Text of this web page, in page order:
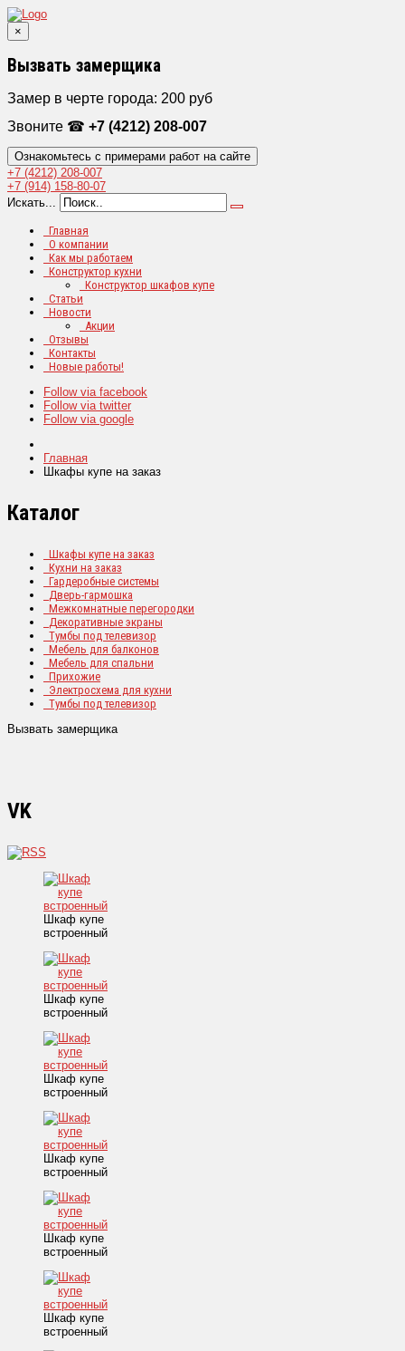
×
Вызвать замерщика
Замер в черте города: 200 руб
Звоните ☎ +7 (4212) 208-007
Ознакомьтесь с примерами работ на сайте
+7 (4212) 208-007
+7 (914) 158-80-07
Искать...
Главная
О компании
Как мы работаем
Конструктор кухни
Конструктор шкафов купе
Статьи
Новости
Акции
Отзывы
Контакты
Новые работы!
Follow via facebook
Follow via twitter
Follow via google
Главная
Шкафы купе на заказ
Каталог
Шкафы купе на заказ
Кухни на заказ
Гардеробные системы
Дверь-гармошка
Межкомнатные перегородки
Декоративные экраны
Тумбы под телевизор
Мебель для балконов
Мебель для спальни
Прихожие
Электросхема для кухни
Тумбы под телевизор
Вызвать замерщика
VK
Шкаф купе
встроенный
Шкаф купе
встроенный
Шкаф купе
встроенный
Шкаф купе
встроенный
Шкаф купе
встроенный
Шкаф купе
встроенный